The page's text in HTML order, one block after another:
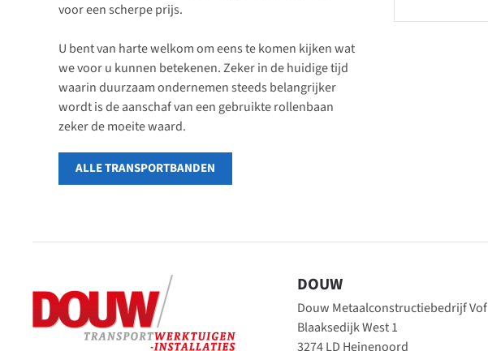
voor een scherpe prijs.
U bent van harte welkom om eens te komen kijken wat
we voor u kunnen betekenen. Zeker in de huidige tijd
waarin duurzaam ondernemen steeds belangrijker
wordt is de aanschaf van een gebruikte rollenbaan
zeker de moeite waard.
ALLE TRANSPORTBANDEN
DOUW
Douw Metaalconstructiebedrijf Vof
Blaaksedijk West 1
3274 LD Heinenoord